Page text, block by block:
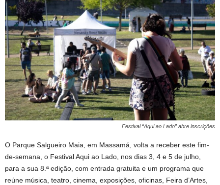
Festival “Aqui ao Lado” abre inscrições
O Parque Salgueiro Maia, em Massamá, volta a receber este fim-
de-semana, o Festival Aqui ao Lado, nos dias 3, 4 e 5 de julho,
para a sua 8.ª edição, com entrada gratuita e um programa que
reúne música, teatro, cinema, exposições, oficinas, Feira d’Artes,